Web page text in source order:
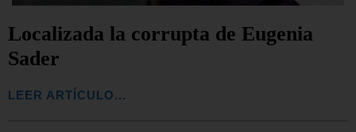
Localizada la corrupta de Eugenia
Sader
LEER ARTÍCULO...